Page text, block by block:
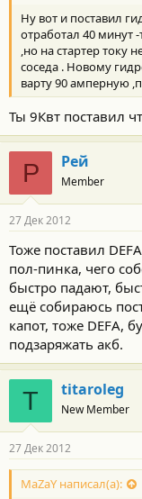
Ну вот и поставил
отработал 40 минут
,но на стартер току
соседа . Новому
варту 90 амперную
Ты 9Квт поставил
Р Рей
Member
27 Дек 2012
Тоже поставил
пол-пинка, чего
быстро падают,
ещё собираюсь
капот, тоже DEFA,
подзаряжать акб.
T titaroleg
New Member
27 Дек 2012
MaZaY написал(а):